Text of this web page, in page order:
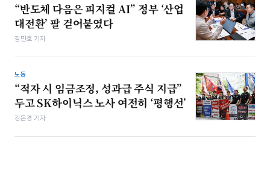
“반도체 다음은 피지컬 AI” 정부 ‘산업
대전환’ 팔 걷어붙였다
김민호 기자
노동
“적자 시 임금조정, 성과급 주식 지급”
두고 SK하이닉스 노사 여전히 ‘평행선’
강은경 기자